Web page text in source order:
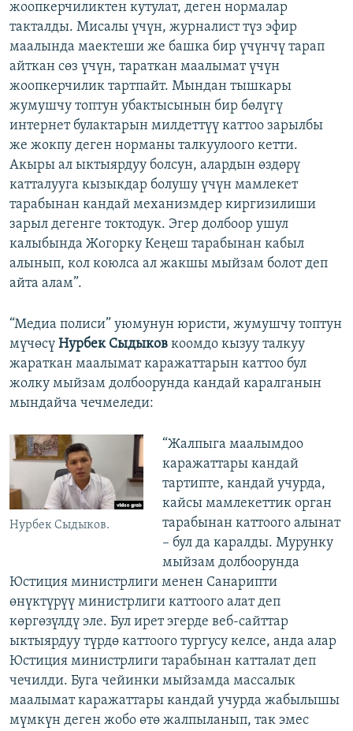
жоопкерчиликтен кутулат, деген нормалар
такталды. Мисалы үчүн, журналист түз эфир
маалында маектеши же башка бир үчүнчү тарап
айткан сөз үчүн, тараткан маалымат үчүн
жоопкерчилик тартпайт. Мындан тышкары
жумушчу топтун убактысынын бир бөлүгү
интернет булактарын милдеттүү каттоо зарылбы
же жокпу деген норманы талкуулоого кетти.
Акыры ал ыктыярдуу болсун, алардын өздөрү
катталууга кызыкдар болушу үчүн мамлекет
тарабынан кандай механизмдер киргизилиши
зарыл дегенге токтодук. Эгер долбоор ушул
калыбында Жогорку Кеңеш тарабынан кабыл
алынып, кол коюлса ал жакшы мыйзам болот деп
айта алам”.
“Медиа полиси” уюмунун юристи, жумушчу топтун
мүчөсү Нурбек Сыдыков коомдо кызуу талкуу
жараткан маалымат каражаттарын каттоо бул
жолку мыйзам долбоорунда кандай каралганын
мындайча чечмеледи:
Нурбек Сыдыков.
“Жалпыга маалымдоо
каражаттары кандай
тартипте, кандай учурда,
кайсы мамлекеттик орган
тарабынан каттоого алынат
– бул да каралды. Мурунку
мыйзам долбоорунда
Юстиция министрлиги менен Санарипти
өнүктүрүү министрлиги каттоого алат деп
көргөзүлдү эле. Бул ирет эгерде веб-сайттар
ыктыярдуу түрдө каттоого тургусу келсе, анда алар
Юстиция министрлиги тарабынан катталат деп
чечилди. Буга чейинки мыйзамда массалык
маалымат каражаттары кандай учурда жабылышы
мүмкүн деген жобо өтө жалпыланып, так эмес